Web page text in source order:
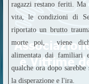
ragazzi restano feriti.
vita, le condizioni di
riportato un brutto
morte poi, viene
alimentata dai familiari
qualche ora dopo sarebbe
la disperazione e l'ira.